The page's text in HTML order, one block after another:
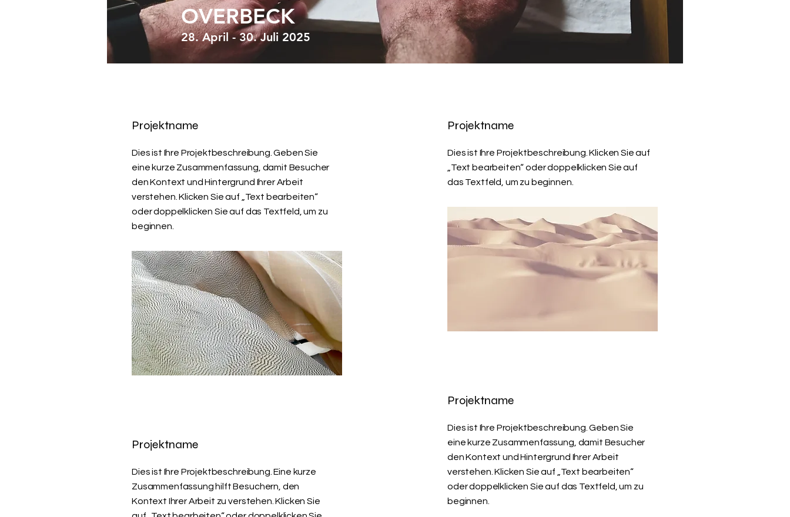
OVERBECK
28. April - 30. Juli 2025
Projektname
Dies ist Ihre Projektbeschreibung. Geben Sie
eine kurze Zusammenfassung, damit Besucher
den Kontext und Hintergrund Ihrer Arbeit
verstehen. Klicken Sie auf „Text bearbeiten“
oder doppelklicken Sie auf das Textfeld, um zu
beginnen.
Projektname
Dies ist Ihre Projektbeschreibung. Eine kurze
Zusammenfassung hilft Besuchern, den
Kontext Ihrer Arbeit zu verstehen. Klicken Sie
Projektname
Dies ist Ihre Projektbeschreibung. Klicken Sie auf
„Text bearbeiten“ oder doppelklicken Sie auf
das Textfeld, um zu beginnen.
Projektname
Dies ist Ihre Projektbeschreibung. Geben Sie
eine kurze Zusammenfassung, damit Besucher
den Kontext und Hintergrund Ihrer Arbeit
verstehen. Klicken Sie auf „Text bearbeiten“
oder doppelklicken Sie auf das Textfeld, um zu
beginnen.